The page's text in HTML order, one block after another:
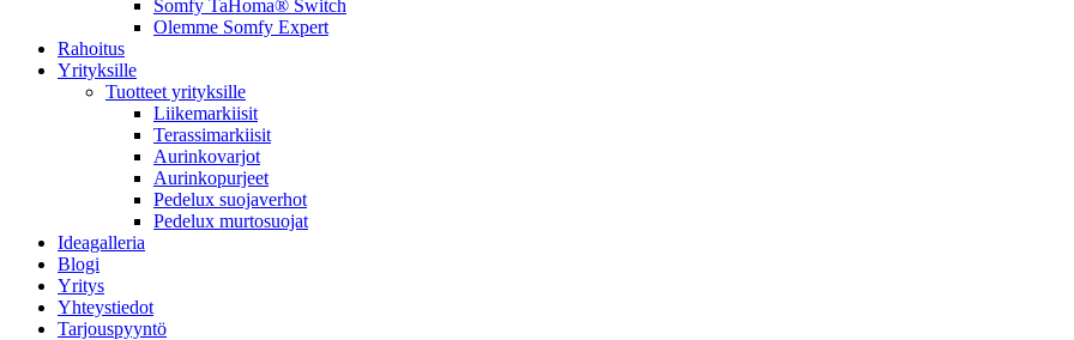
Somfy TaHoma® Switch
Olemme Somfy Expert
Rahoitus
Yrityksille
Tuotteet yrityksille
Liikemarkiisit
Terassimarkiisit
Aurinkovarjot
Aurinkopurjeet
Pedelux suojaverhot
Pedelux murtosuojat
Ideagalleria
Blogi
Yritys
Yhteystiedot
Tarjouspyyntö